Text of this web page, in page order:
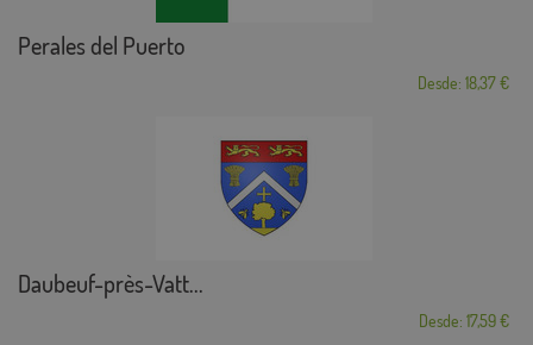
Perales del Puerto
Desde: 18,37 €
Daubeuf-près-Vatt...
Desde: 17,59 €